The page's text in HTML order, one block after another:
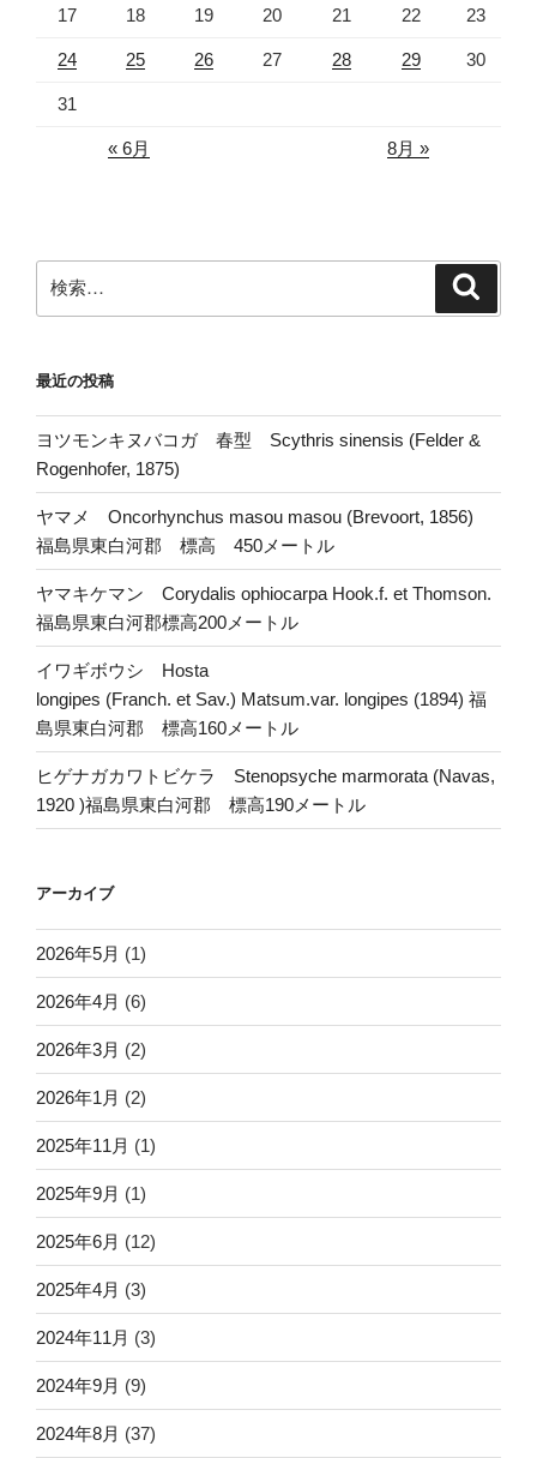
17 18 19 20 21 22 23
24 25 26 27 28 29 30
31
« 6月 8月 »
索:
最近の投稿
ヨツモンキヌバコガ 春型 Scythris sinensis (Felder &
Rogenhofer, 1875)
ヤマメ Oncorhynchus masou masou (Brevoort, 1856)
福島県東白河郡 標高 450メートル
ヤマキケマン Corydalis ophiocarpa Hook.f. et Thomson.
福島県東白河郡標高200メートル
イワギボウシ Hosta
longipes (Franch. et Sav.) Matsum.var. longipes (1894) 福
島県東白河郡 標高160メートル
ヒゲナガカワトビケラ Stenopsyche marmorata (Navas,
1920 )福島県東白河郡 標高190メートル
アーカイブ
2026年5月 (1)
2026年4月 (6)
2026年3月 (2)
2026年1月 (2)
2025年11月 (1)
2025年9月 (1)
2025年6月 (12)
2025年4月 (3)
2024年11月 (3)
2024年9月 (9)
2024年8月 (37)